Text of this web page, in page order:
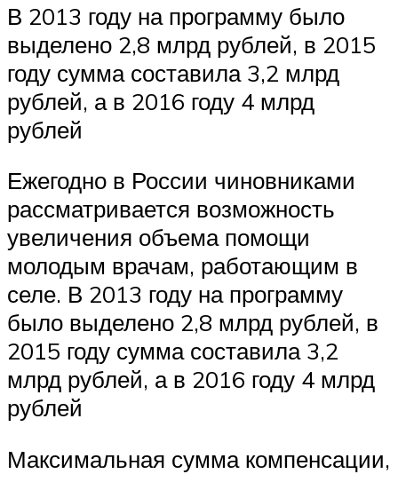
В 2013 году на программу было
выделено 2,8 млрд рублей, в 2015
году сумма составила 3,2 млрд
рублей, а в 2016 году 4 млрд
рублей
Ежегодно в России чиновниками
рассматривается возможность
увеличения объема помощи
молодым врачам, работающим в
селе. В 2013 году на программу
было выделено 2,8 млрд рублей, в
2015 году сумма составила 3,2
млрд рублей, а в 2016 году 4 млрд
рублей
Максимальная сумма компенсации,